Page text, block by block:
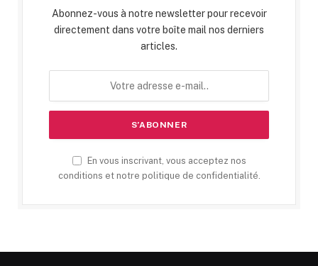
Abonnez-vous à notre newsletter pour recevoir
directement dans votre boîte mail nos derniers
articles.
En vous inscrivant, vous acceptez nos
conditions et notre politique de confidentialité.